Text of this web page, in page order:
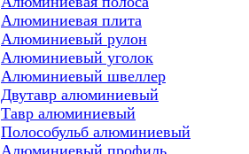
Алюминиевая плита
Алюминиевый рулон
Алюминиевый уголок
Алюминиевый швеллер
Двутавр алюминиевый
Тавр алюминиевый
Полособульб алюминиевый
Алюминиевый профиль